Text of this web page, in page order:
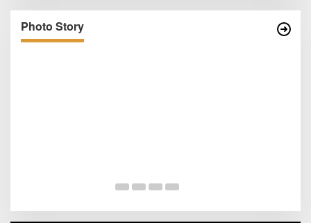
Photo Story
BERJIBAKU